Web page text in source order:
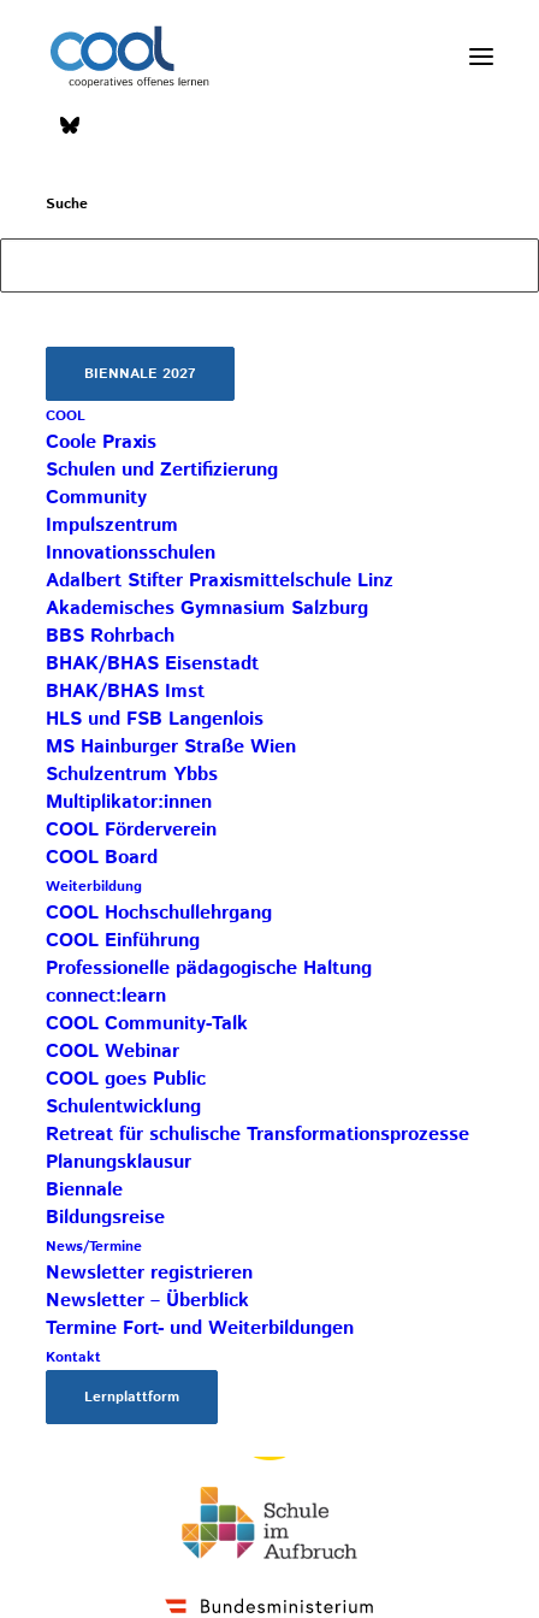
Suche
BIENNALE 2027
COOL
Coole Praxis
Schulen und Zertifizierung
Community
Impulszentrum
Innovationsschulen
Adalbert Stifter Praxismittelschule Linz
Akademisches Gymnasium Salzburg
BBS Rohrbach
BHAK/BHAS Eisenstadt
BHAK/BHAS Imst
HLS und FSB Langenlois
MS Hainburger Straße Wien
Schulzentrum Ybbs
Multiplikator:innen
COOL Förderverein
COOL Board
Weiterbildung
COOL Hochschullehrgang
COOL Einführung
Professionelle pädagogische Haltung
connect:learn
COOL Community-Talk
COOL Webinar
COOL goes Public
Schulentwicklung
Retreat für schulische Transformationsprozesse
Planungsklausur
Biennale
Bildungsreise
News/Termine
Newsletter registrieren
Newsletter – Überblick
Termine Fort- und Weiterbildungen
Kontakt
Lernplattform
Muliplikator*innen
2021/2022
[caldera_form id=“CF60958547d64f9″]
Impulszentrum für Cooperatives Offenes Lernen
c/o ibc hetzendorf – BHAK/S Wien 12
Hetzendorfer Straße 66 – 68
+43 699 12 129 951
impulszentrum@cooltrainers.at
Impressum
Datenschutzerklärung